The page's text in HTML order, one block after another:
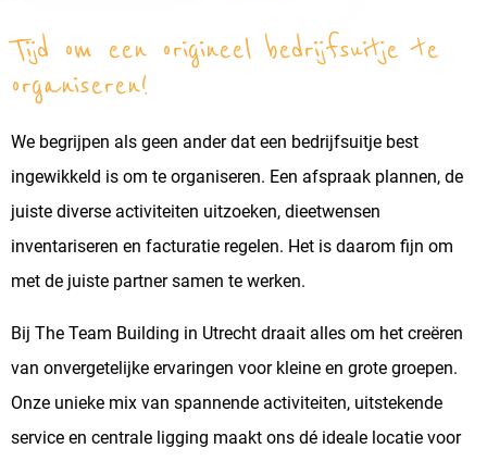
Tijd om een origineel bedrijfsuitje te
organiseren!
We begrijpen als geen ander dat een bedrijfsuitje best
ingewikkeld is om te organiseren. Een afspraak plannen, de
juiste diverse activiteiten uitzoeken, dieetwensen
inventariseren en facturatie regelen. Het is daarom fijn om
met de juiste partner samen te werken.
Bij The Team Building in Utrecht draait alles om het creëren
van onvergetelijke ervaringen voor kleine en grote groepen.
Onze unieke mix van spannende activiteiten, uitstekende
service en centrale ligging maakt ons dé ideale locatie voor